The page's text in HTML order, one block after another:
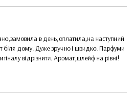
в день,оплатила,на наступний
біля дому. Дуже зручно і швидко. Парфуми
відрізнити. Аромат,шлейф на рівні!